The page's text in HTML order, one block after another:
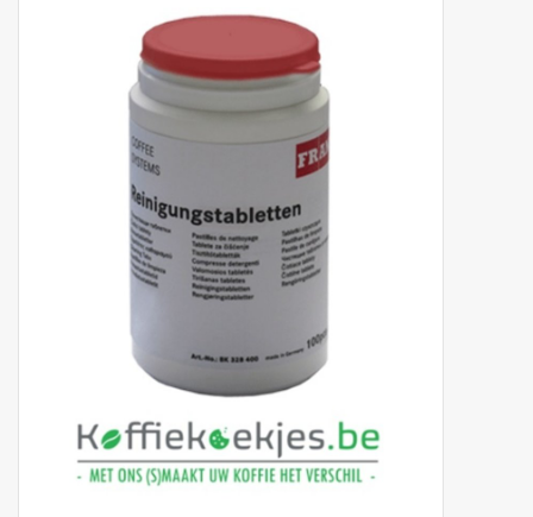
Biscuits apéritifs / Snacks salés
Bonbons pour la bonbonnière
Rouleaux de caisse thermiques
Cadeaux d'entreprise